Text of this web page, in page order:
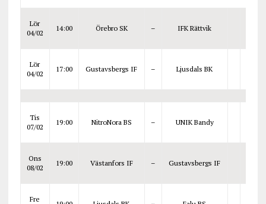
Lör
04/02
14:00 Örebro SK – IFK Rättvik
Lör
04/02
17:00 Gustavsbergs IF – Ljusdals BK
Tis
07/02
19:00 NitroNora BS – UNIK Bandy
Ons
08/02
19:00 Västanfors IF – Gustavsbergs IF
Fre